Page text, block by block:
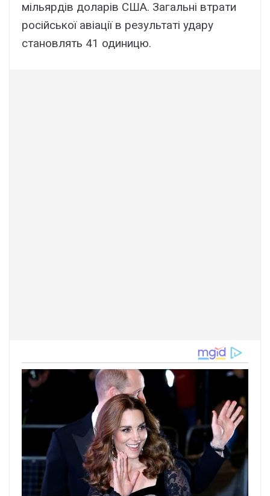
мільярдів доларів США. Загальні втрати
російської авіації в результаті удару
становлять 41 одиницю.